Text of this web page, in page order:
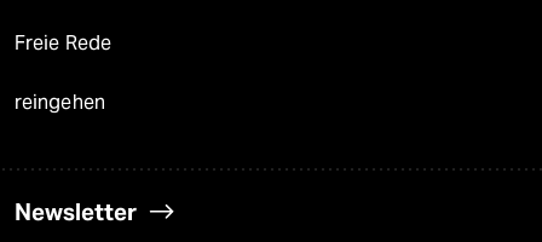
Freie Rede
reingehen
Newsletter